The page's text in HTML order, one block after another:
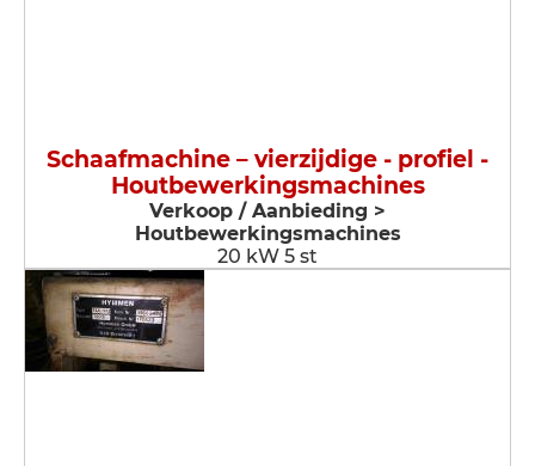
Schaafmachine – vierzijdige - profiel -
Houtbewerkingsmachines
Verkoop / Aanbieding >
Houtbewerkingsmachines
20 kW 5 st